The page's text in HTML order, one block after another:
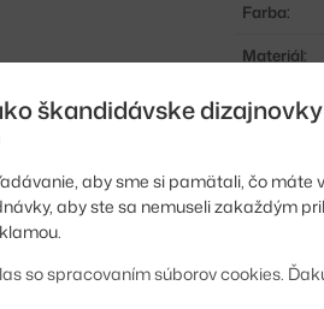
Farba:
Materiál:
vhodné pre:
Kód
škandidávske dizajnovky
aby sme si pamätali, čo máte
aby ste sa nemuseli zakaždým
so spracovaním súborov cookies.